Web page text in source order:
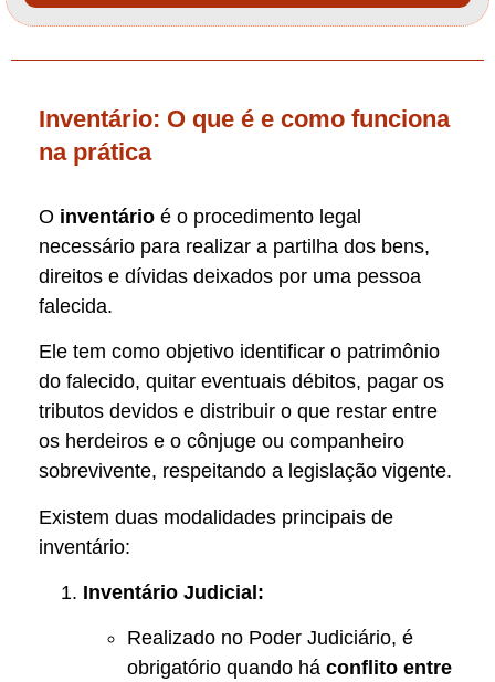
Inventário: O que é e como funciona
na prática
O inventário é o procedimento legal
necessário para realizar a partilha dos bens,
direitos e dívidas deixados por uma pessoa
falecida.
Ele tem como objetivo identificar o patrimônio
do falecido, quitar eventuais débitos, pagar os
tributos devidos e distribuir o que restar entre
os herdeiros e o cônjuge ou companheiro
sobrevivente, respeitando a legislação vigente.
Existem duas modalidades principais de
inventário:
Inventário Judicial:
Realizado no Poder Judiciário, é
obrigatório quando há conflito entre